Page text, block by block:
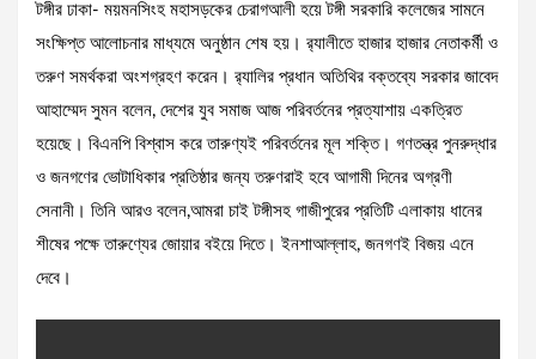
টঙ্গীর ঢাকা- ময়মনসিংহ মহাসড়কের চেরাগআলী হয়ে টঙ্গী সরকারি কলেজের সামনে
সংক্ষিপ্ত আলোচনার মাধ্যমে অনুষ্ঠান শেষ হয়। র‍্যালীতে হাজার হাজার নেতাকর্মী ও
তরুণ সমর্থকরা অংশগ্রহণ করেন। র‍্যালির প্রধান অতিথির বক্তব্যে সরকার জাবেদ
আহাম্মেদ সুমন বলেন, দেশের যুব সমাজ আজ পরিবর্তনের প্রত্যাশায় একত্রিত
হয়েছে। বিএনপি বিশ্বাস করে তারুণ্যই পরিবর্তনের মূল শক্তি। গণতন্ত্র পুনরুদ্ধার
ও জনগণের ভোটাধিকার প্রতিষ্ঠার জন্য তরুণরাই হবে আগামী দিনের অগ্রণী
সেনানী। তিনি আরও বলেন,আমরা চাই টঙ্গীসহ গাজীপুরের প্রতিটি এলাকায় ধানের
শীষের পক্ষে তারুণ্যের জোয়ার বইয়ে দিতে। ইনশাআল্লাহ, জনগণই বিজয় এনে
দেবে।